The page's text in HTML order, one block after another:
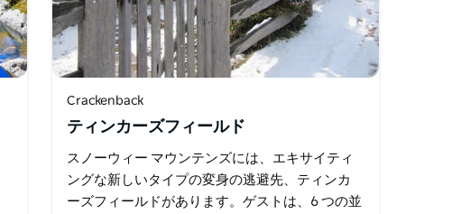
Crackenback
ティンカーズフィールド
スノーウィー マウンテンズには、エキサイティ
ングな新しいタイプの変身の逃避先、ティンカ
ーズフィールドがあります。ゲストは、6 つの並